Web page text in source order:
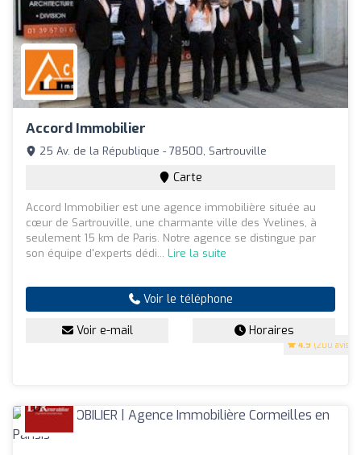
Accord Immobilier
4.9 (200 avis)
25 Av. de la République - 78500, Sartrouville
Carte
Accord Immobilier est une agence immobilière située au
cœur de Sartrouville, une charmante ville des Yvelines, à
seulement 15 km de Paris. Notre agence se distingue par
son équipe d'experts dédi... Lire la suite
Voir le téléphone
Voir e-mail Horaires